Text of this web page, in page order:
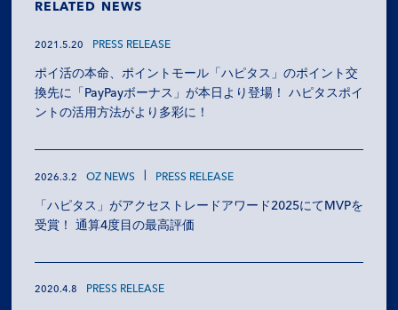
RELATED NEWS
2021.5.20 PRESS RELEASE
ポイ活の本命、ポイントモール「ハピタス」のポイント交
換先に「PayPayボーナス」が本日より登場！ ハピタスポイ
ントの活用方法がより多彩に！
2026.3.2 OZ NEWS PRESS RELEASE
「ハピタス」がアクセストレードアワード2025にてMVPを
受賞！ 通算4度目の最高評価
2020.4.8 PRESS RELEASE